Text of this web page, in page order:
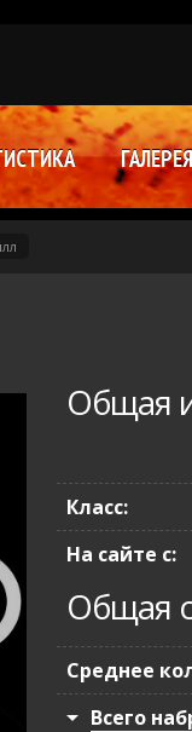
Общая
Класс:
На сайте с:
Общая
Среднее
Всего
ГАЛЕРЕЯ